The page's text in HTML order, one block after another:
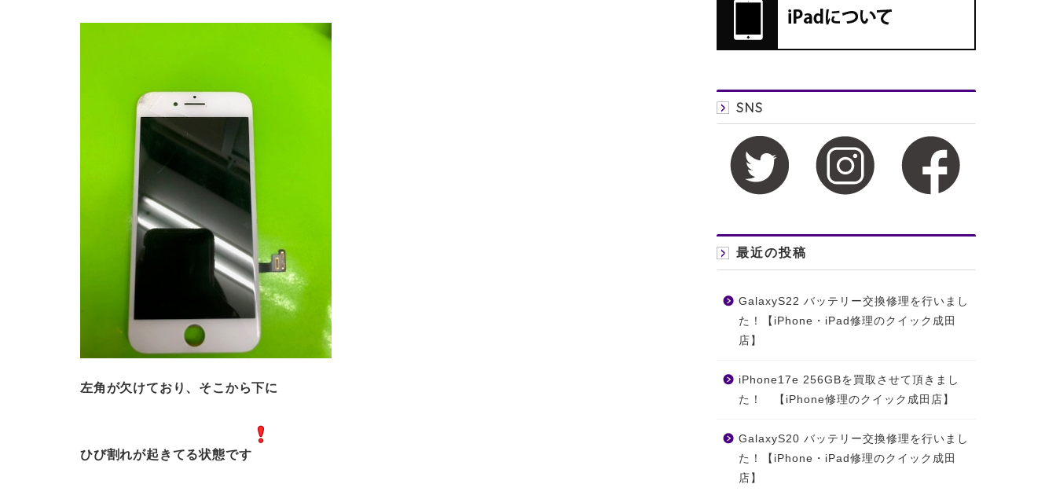
左角が欠けており、そこから下に
ひび割れが起きてる状態です
SNS
最近の投稿
GalaxyS22 バッテリー交換修理を行いまし
た！【iPhone・iPad修理のクイック成田
店】
iPhone17e 256GBを買取させて頂きまし
た！ 【iPhone修理のクイック成田店】
GalaxyS20 バッテリー交換修理を行いまし
た！【iPhone・iPad修理のクイック成田
店】